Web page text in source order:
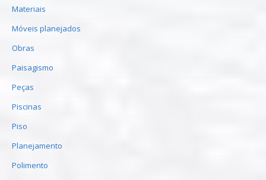
Materiais
Móveis planejados
Obras
Paisagismo
Peças
Piscinas
Piso
Planejamento
Polimento